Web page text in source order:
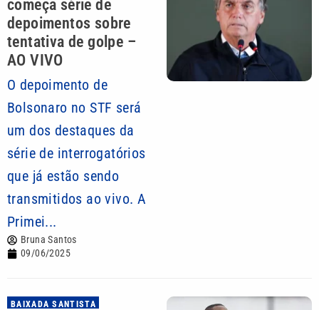
começa série de
depoimentos sobre
tentativa de golpe –
AO VIVO
O depoimento de
Bolsonaro no STF será
um dos destaques da
série de interrogatórios
que já estão sendo
transmitidos ao vivo. A
Primei...
Bruna Santos
09/06/2025
BAIXADA SANTISTA